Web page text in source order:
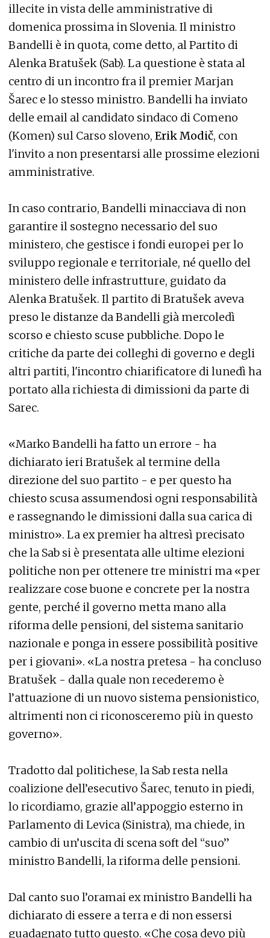
illecite in vista delle amministrative di
domenica prossima in Slovenia. Il ministro
Bandelli è in quota, come detto, al Partito di
Alenka Bratušek (Sab). La questione è stata al
centro di un incontro fra il premier Marjan
Šarec e lo stesso ministro. Bandelli ha inviato
delle email al candidato sindaco di Comeno
(Komen) sul Carso sloveno, Erik Modič, con
l'invito a non presentarsi alle prossime elezioni
amministrative.
In caso contrario, Bandelli minacciava di non
garantire il sostegno necessario del suo
ministero, che gestisce i fondi europei per lo
sviluppo regionale e territoriale, né quello del
ministero delle infrastrutture, guidato da
Alenka Bratušek. Il partito di Bratušek aveva
preso le distanze da Bandelli già mercoledì
scorso e chiesto scuse pubbliche. Dopo le
critiche da parte dei colleghi di governo e degli
altri partiti, l'incontro chiarificatore di lunedì ha
portato alla richiesta di dimissioni da parte di
Sarec.
«Marko Bandelli ha fatto un errore - ha
dichiarato ieri Bratušek al termine della
direzione del suo partito - e per questo ha
chiesto scusa assumendosi ogni responsabilità
e rassegnando le dimissioni dalla sua carica di
ministro». La ex premier ha altresì precisato
che la Sab si è presentata alle ultime elezioni
politiche non per ottenere tre ministri ma «per
realizzare cose buone e concrete per la nostra
gente, perché il governo metta mano alla
riforma delle pensioni, del sistema sanitario
nazionale e ponga in essere possibilità positive
per i giovani». «La nostra pretesa - ha concluso
Bratušek - dalla quale non recederemo è
l’attuazione di un nuovo sistema pensionistico,
altrimenti non ci riconosceremo più in questo
governo».
Tradotto dal politichese, la Sab resta nella
coalizione dell’esecutivo Šarec, tenuto in piedi,
lo ricordiamo, grazie all’appoggio esterno in
Parlamento di Levica (Sinistra), ma chiede, in
cambio di un’uscita di scena soft del “suo”
ministro Bandelli, la riforma delle pensioni.
Dal canto suo l’oramai ex ministro Bandelli ha
dichiarato di essere a terra e di non essersi
guadagnato tutto questo. «Che cosa devo più